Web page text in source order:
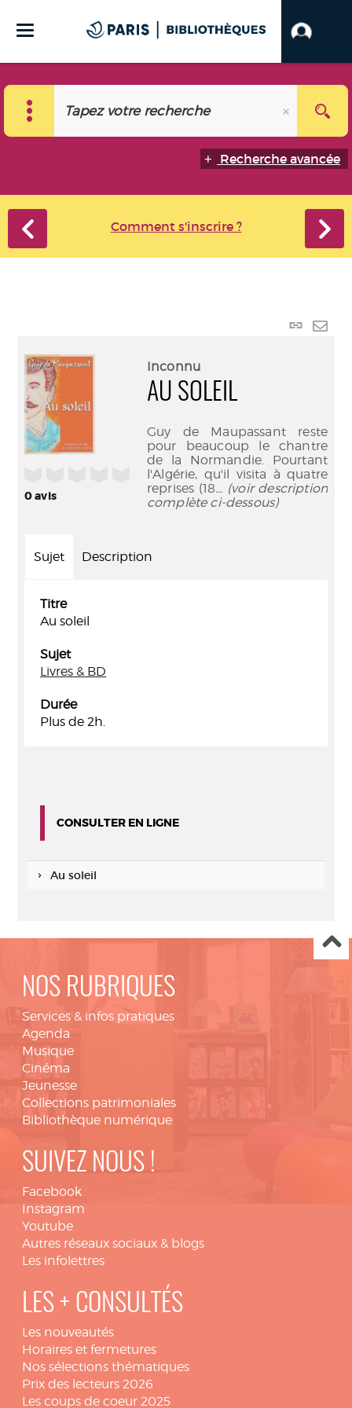
Recherche avancée
Comment s'inscrire ?
Lien
0avis
Inconnu
AU SOLEIL
Guy de Maupassant reste
pour beaucoup le chantre
de la Normandie. Pourtant
l'Algérie, qu'il visita à quatre
reprises (18... (voir description
complète ci-dessous)
Sujet Description
Titre
Au soleil
Sujet
Livres & BD
Durée
Plus de 2h.
CONSULTER EN LIGNE
Au soleil
NOS RUBRIQUES
Services & infos pratiques
Agenda
Musique
Cinéma
Jeunesse
Collections patrimoniales
Bibliothèque numérique
SUIVEZ NOUS !
Facebook
Instagram
Youtube
Autres réseaux sociaux & blogs
Les infolettres
LES + CONSULTÉS
Les nouveautés
Horaires et fermetures
Nos sélections thématiques
Prix des lecteurs 2026
Les coups de coeur 2025